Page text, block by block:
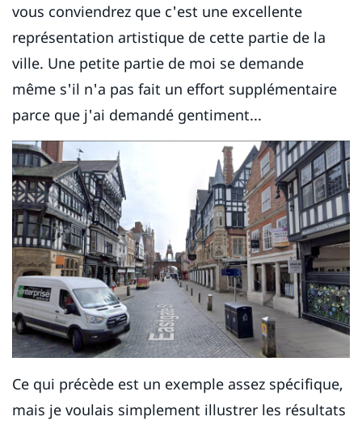
vous conviendrez que c'est une excellente
représentation artistique de cette partie de la
ville. Une petite partie de moi se demande
même s'il n'a pas fait un effort supplémentaire
parce que j'ai demandé gentiment...
Ce qui précède est un exemple assez spécifique,
mais je voulais simplement illustrer les résultats